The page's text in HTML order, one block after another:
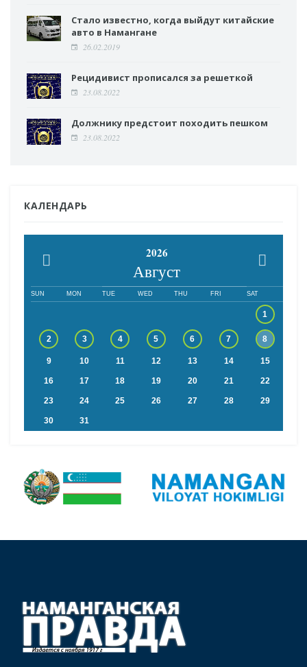
Стало известно, когда выйдут китайские
авто в Намангане
26.02.2019
Рецидивист прописался за решеткой
23.08.2022
Должнику предстоит походить пешком
23.08.2022
КАЛЕНДАРЬ
2026
Август
SUN MON TUE WED THU FRI SAT
1
2 3 4 5 6 7 8
9 10 11 12 13 14 15
16 17 18 19 20 21 22
23 24 25 26 27 28 29
30 31